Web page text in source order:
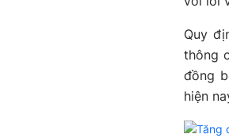
Quy
thông
đồng
hiện